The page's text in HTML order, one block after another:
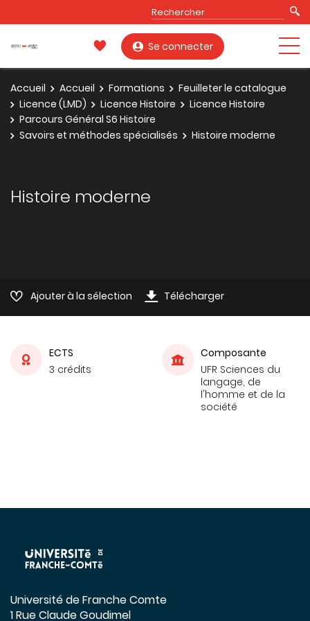
Se connecter
Accueil Accueil Formations
Feuilleter le catalogue
Licence (LMD)
Licence Histoire
Licence Histoire
Parcours Général S6 Histoire
Savoirs et méthodes spécialisés
Histoire moderne
Histoire moderne
Ajouter à la sélection Télécharger
ECTS
3 crédits
Composante
UFR Sciences du
langage, de
l'homme et de la
société
Université de Franche Comte
1 Rue Claude Goudimel